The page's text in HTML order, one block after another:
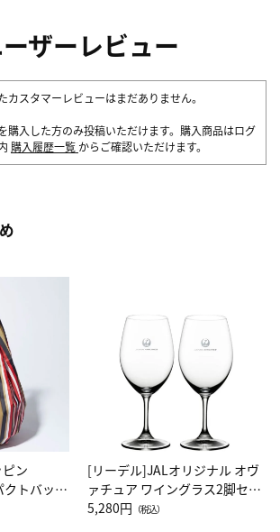
ザーレビュー
カスタマーレビューはまだありません。
購入した方のみ投稿いただけます。購入商品はログ
購入履歴一覧 からご確認いただけます。
ン
トバッグ
LC）ス
[リーデル]JALオリジナル オヴ
ァチュア ワイングラス2脚セッ
ト（レッドワイン）
5,280円 （税込）